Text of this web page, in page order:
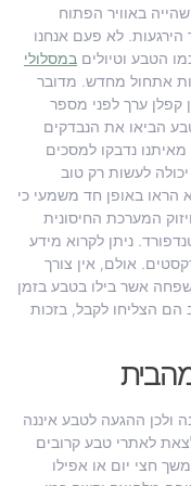
באוויר הפתוח
לא פעם אנחנו
הטבע וטיולים במסלולי
אתחול מחדש. מדובר
קפלן ערך לפני מספר
הביאו את הנבדקים
נדבקו למסכים
לעשות רק טוב
הראו באופן חד משמעי כי
המערכת החיסונית
ניתן לקרוא מידע
אולם, אין צורך
אשר בילו בטבע בזמן
הם הצליחו לקבל, בזכות
ולכן ההגעה לטבע איננה
לאתרי טבע קרובים
חצי יום או אפילו